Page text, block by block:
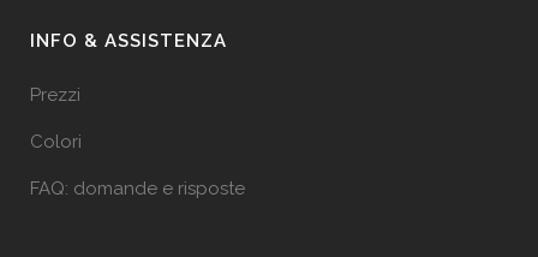
INFO & ASSISTENZA
Prezzi
Colori
FAQ: domande e risposte